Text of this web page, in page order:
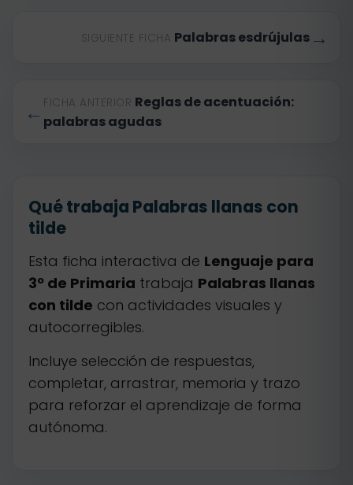
← FICHA ANTERIOR Reglas de acentuación:
palabras agudas
SIGUIENTE FICHA Palabras esdrújulas →
Qué trabaja Palabras llanas con
tilde
Esta ficha interactiva de Lenguaje para
3º de Primaria trabaja Palabras llanas
con tilde con actividades visuales y
autocorregibles.
Incluye selección de respuestas,
completar, arrastrar, memoria y trazo
para reforzar el aprendizaje de forma
autónoma.